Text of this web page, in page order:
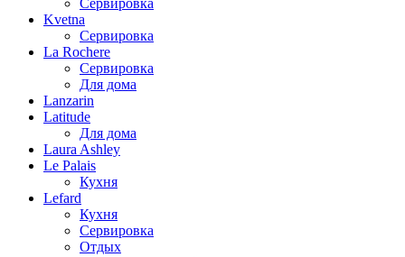
Сервировка
Kvetna
Сервировка
La Rochere
Сервировка
Для дома
Lanzarin
Latitude
Для дома
Laura Ashley
Le Palais
Кухня
Lefard
Кухня
Сервировка
Отдых